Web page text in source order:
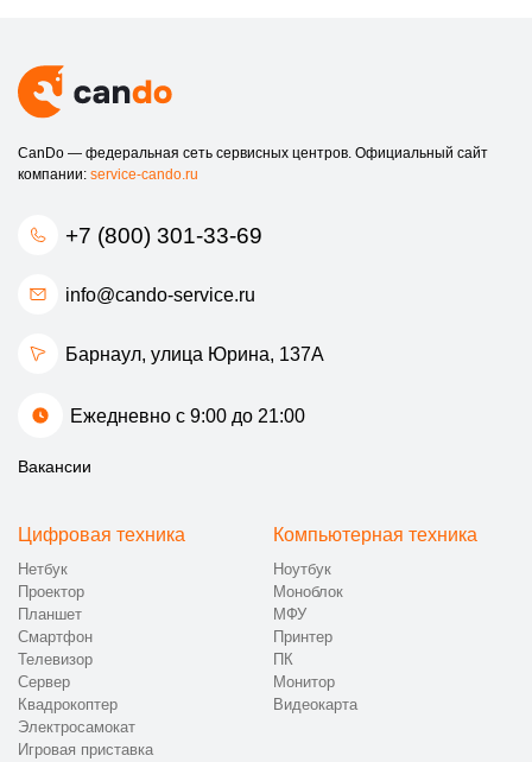
CanDo — федеральная сеть сервисных центров. Официальный сайт
компании: service-cando.ru
+7 (800) 301-33-69
info@cando-service.ru
Барнаул, улица Юрина, 137А
Ежедневно с 9:00 до 21:00
Вакансии
Цифровая техника
Нетбук
Проектор
Планшет
Смартфон
Телевизор
Сервер
Квадрокоптер
Электросамокат
Игровая приставка
Компьютерная техника
Ноутбук
Моноблок
МФУ
Принтер
ПК
Монитор
Видеокарта